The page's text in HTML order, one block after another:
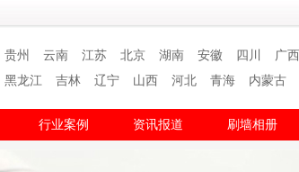
贵州 云南 江苏 北京 湖南 安徽 四川 广西
黑龙江 吉林 辽宁 山西 河北 青海 内蒙古
行业案例 资讯报道 刷墙相册